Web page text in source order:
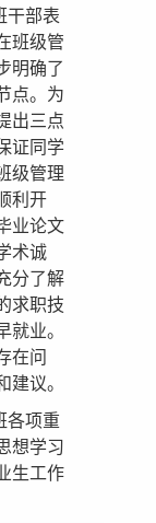
干部表
班级管
明确了
点。为
出三点
证同学
级管理
利开
业论文
术诚
分了解
求职技
业。
在问
议。
各项重
想学习
生工作